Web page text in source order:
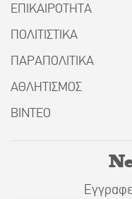
ΕΠΙΚΑΙΡΟΤΗΤΑ
ΠΟΛΙΤΙΣΤΙΚΑ
ΠΑΡΑΠΟΛΙΤΙΚΑ
ΑΘΛΗΤΙΣΜΟΣ
ΒΙΝΤΕΟ